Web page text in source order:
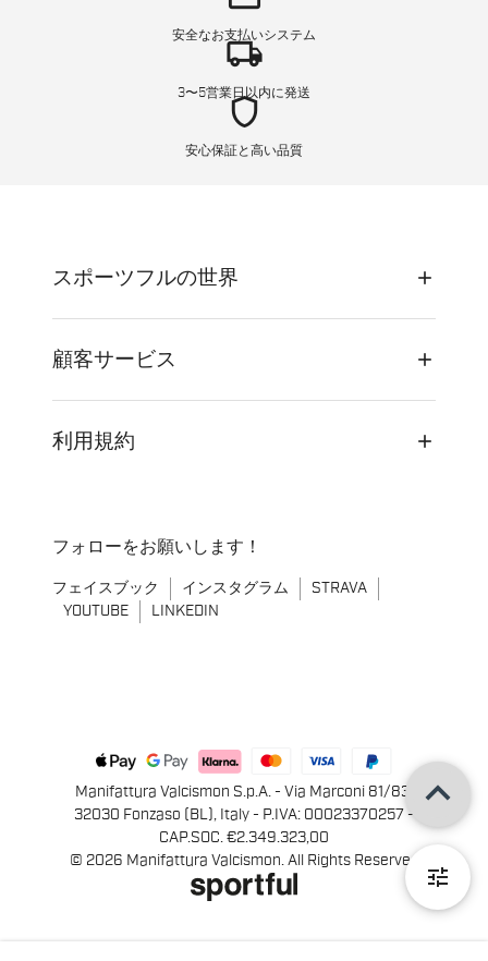
tune
安全なお支払いシステム
local_shipping
3〜5営業日以内に発送
shield
安心保証と高い品質
スポーツフルの世界
顧客サービス
利用規約
フォローをお願いします！
フェイスブック インスタグラム
STRAVA
YOUTUBE
LINKEDIN
Manifattura Valcismon S.p.A. - Via Marconi 81/83,
32030 Fonzaso (BL), Italy - P.IVA: 00023370257 -
CAP.SOC. €2.349.323,00
© 2026 Manifattura Valcismon. All Rights Reserved
keyboard_arrow_up